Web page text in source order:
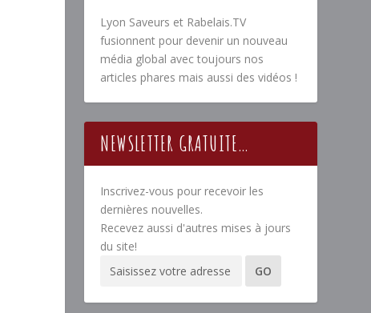
Lyon Saveurs et Rabelais.TV
fusionnent pour devenir un nouveau
média global avec toujours nos
articles phares mais aussi des vidéos !
NEWSLETTER GRATUITE…
Inscrivez-vous pour recevoir les
dernières nouvelles.
Recevez aussi d'autres mises à jours
du site!